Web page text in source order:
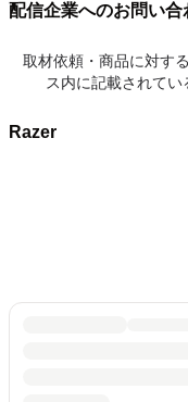
配信企業へのお問い合
取材依頼・商品に対す
ス内に記載されてい
Razer